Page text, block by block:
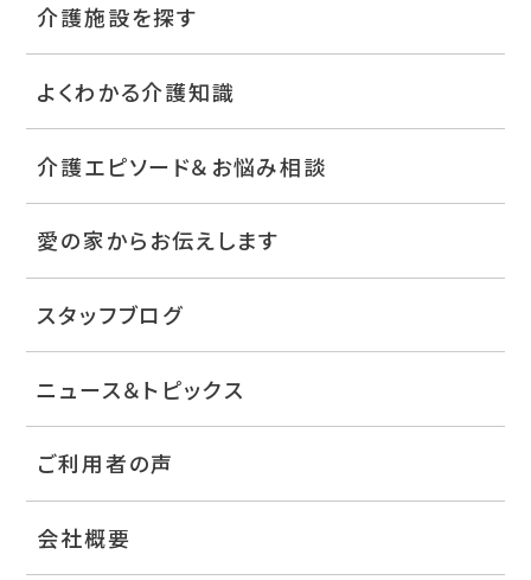
介護施設を探す
よくわかる介護知識
介護エピソード＆お悩み相談
愛の家からお伝えします
スタッフブログ
ニュース＆トピックス
ご利用者の声
会社概要